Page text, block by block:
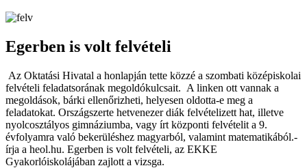
Egerben is volt felvételi
Az Oktatási Hivatal a honlapján tette közzé a szombati középiskolai
felvételi feladatsorának megoldókulcsait. A linken ott vannak a
megoldások, bárki ellenőrizheti, helyesen oldotta-e meg a
feladatokat. Országszerte hetvenezer diák felvételizett hat, illetve
nyolcosztályos gimnáziumba, vagy írt központi felvételit a 9.
évfolyamra való bekerüléshez magyarból, valamint matematikából.-
írja a heol.hu. Egerben is volt felvételi, az EKKE
Gyakorlóiskolájában zajlott a vizsga.